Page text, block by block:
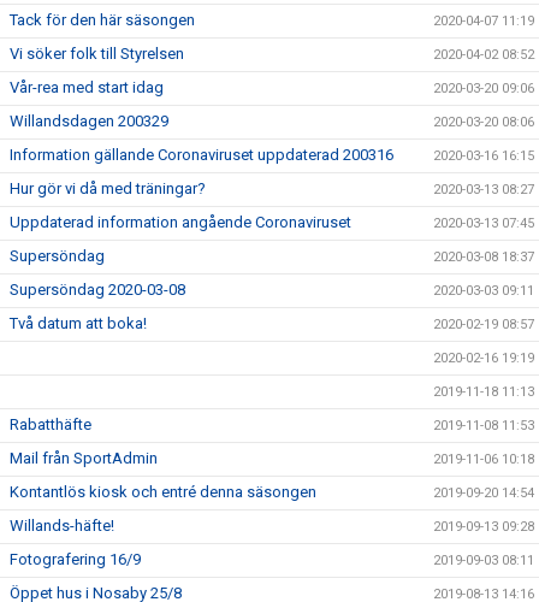
Tack för den här säsongen 2020-04-07 11:19
Vi söker folk till Styrelsen 2020-04-02 08:52
Vår-rea med start idag 2020-03-20 09:06
Willandsdagen 200329 2020-03-20 08:06
Information gällande Coronaviruset uppdaterad 200316 2020-03-16 16:15
Hur gör vi då med träningar? 2020-03-13 08:27
Uppdaterad information angående Coronaviruset 2020-03-13 07:45
Supersöndag 2020-03-08 18:37
Supersöndag 2020-03-08 2020-03-03 09:11
Två datum att boka! 2020-02-19 08:57
2020-02-16 19:19
2019-11-18 11:13
Rabatthäfte 2019-11-08 11:53
Mail från SportAdmin 2019-11-06 10:18
Kontantlös kiosk och entré denna säsongen 2019-09-20 14:54
Willands-häfte! 2019-09-13 09:28
Fotografering 16/9 2019-09-03 08:11
Öppet hus i Nosaby 25/8 2019-08-13 14:16